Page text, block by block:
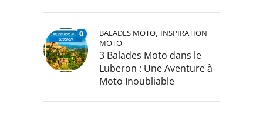
0 BALADES MOTO, INSPIRATION
MOTO
3 Balades Moto dans le
Luberon : Une Aventure à
Moto Inoubliable